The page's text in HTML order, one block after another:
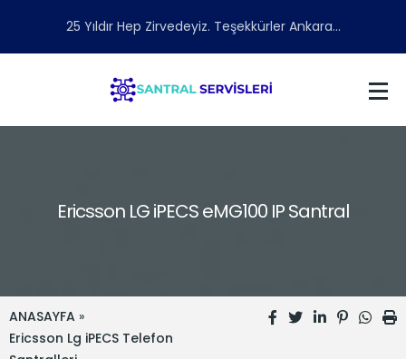
25 Yıldır Hep Zirvedeyiz. Teşekkürler Ankara...
Ericsson LG iPECS eMG100 IP Santral
ANASAYFA »
Ericsson Lg iPECS Telefon